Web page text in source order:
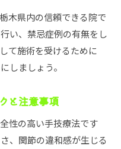
木県内の信頼できる院で
い、禁忌症例の有無をし
て施術を受けるために
しましょう。
と注意事項
性の高い手技療法です
、関節の違和感が生じる